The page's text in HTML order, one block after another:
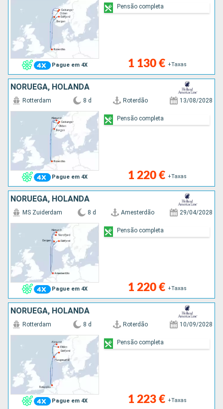
Pague em 4X 1 130 € +Taxas
Pensão completa
NORUEGA, HOLANDA
Pague em 4X
Rotterdam 8 d Roterdão 13/08/2028
1 220 € +Taxas
Pensão completa
NORUEGA, HOLANDA
Pague em 4X
MS Zuiderdam 8 d Amesterdão 29/04/2028
1 220 € +Taxas
Pensão completa
NORUEGA, HOLANDA
Pague em 4X
Rotterdam 8 d Roterdão 10/09/2028
1 223 € +Taxas
Pensão completa